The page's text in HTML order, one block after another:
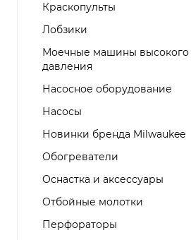
Краскопульты
Лобзики
Моечные машины высокого
давления
Насосное оборудование
Насосы
Новинки бренда Milwaukee
Обогреватели
Оснастка и аксессуары
Отбойные молотки
Перфораторы